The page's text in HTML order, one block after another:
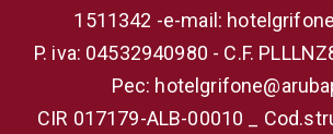
1511342 -e-mail:
P. iva: 04532940980 - C.F.
Pec:
CIR 017179-ALB-00010 _